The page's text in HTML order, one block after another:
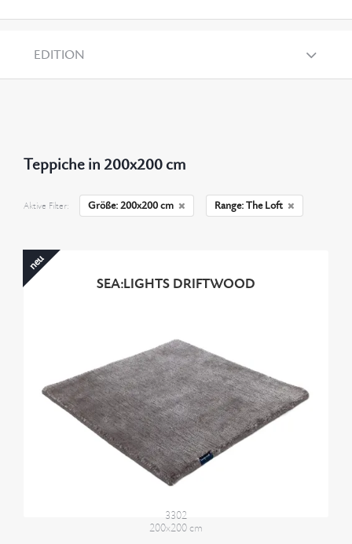
EDITION
Teppiche in 200x200 cm
Aktive Filter: Größe: 200x200 cm Range: The Loft
SEA:LIGHTS DRIFTWOOD
3302
200x200 cm
neu